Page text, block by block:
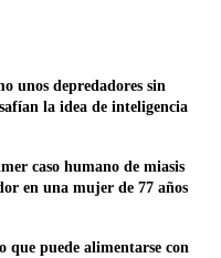
unos depredadores sin
la idea de inteligencia
caso humano de miasis
en una mujer de 77 años
que puede alimentarse con